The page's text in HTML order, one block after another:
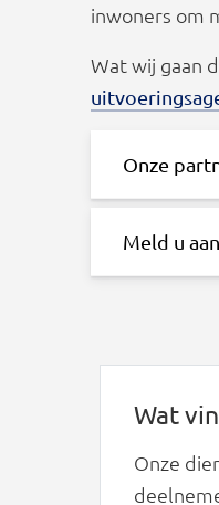
inwoners om
Wat wij gaan
Onze
Meld u
Wat
Onze